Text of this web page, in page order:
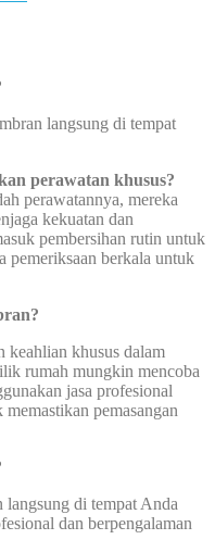
langsung di tempat
perawatan khusus?
perawatannya, mereka
kekuatan dan
pembersihan rutin untuk
pemeriksaan berkala untuk
keahlian khusus dalam
rumah mungkin mencoba
jasa profesional
pemasangan
langsung di tempat Anda
dan berpengalaman